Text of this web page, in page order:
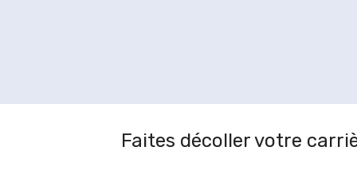
Faites décoller votre